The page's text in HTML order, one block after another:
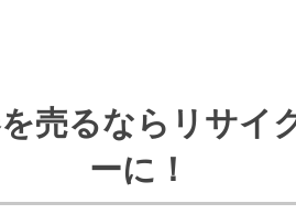
売るならリサイ
ーに！